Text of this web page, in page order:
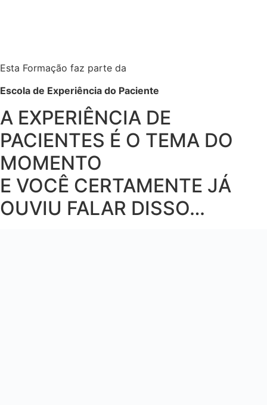
Esta Formação faz parte da
Escola de Experiência do Paciente
A EXPERIÊNCIA DE
PACIENTES É O TEMA DO
MOMENTO
E VOCÊ CERTAMENTE JÁ
OUVIU FALAR DISSO…